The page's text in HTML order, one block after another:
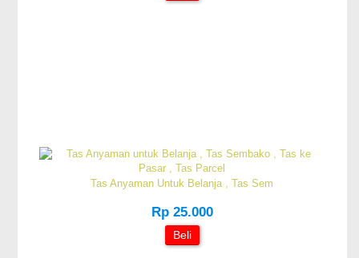
Tas Anyaman Untuk Belanja , Tas Sem
Rp 25.000
Beli